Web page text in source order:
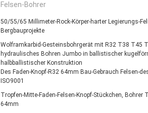
Felsen-Bohrer
50/55/65 Millimeter-Rock-Körper-harter Legierungs-
Bergbauprojekte
Wolframkarbid-Gesteinsbohrgerät mit R32 T38 T45
hydraulisches Bohren Jumbo in ballistischer
halbballistischer Konstruktion
Des Faden-Knopf-R32 64mm Bau-Gebrauch Felsen-
ISO9001
Tropfen-Mitte-Faden-Felsen-Knopf-Stückchen, Bohrer
64mm